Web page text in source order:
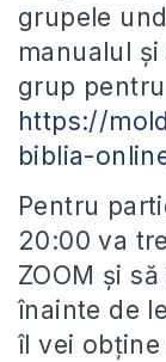
grupele
manualul
grup
https://
biblia-
Pentru
20:00 va
ZOOM și
înainte de
îl vei